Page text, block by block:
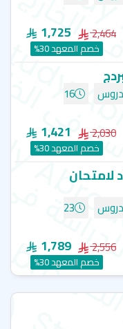
خصم المعهد 30%
2,464
1,725
16
خصم المعهد 30%
2,030
1,421
لامتحان
23
خصم المعهد 30%
2,556
1,789